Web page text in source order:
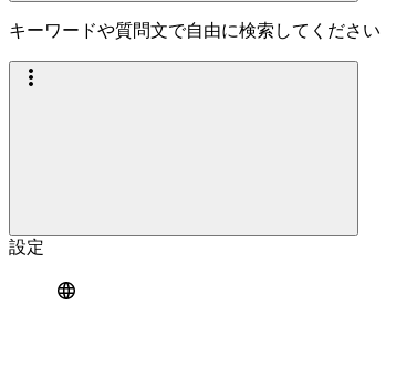
キーワードや質問文で自由に検索してください
設定